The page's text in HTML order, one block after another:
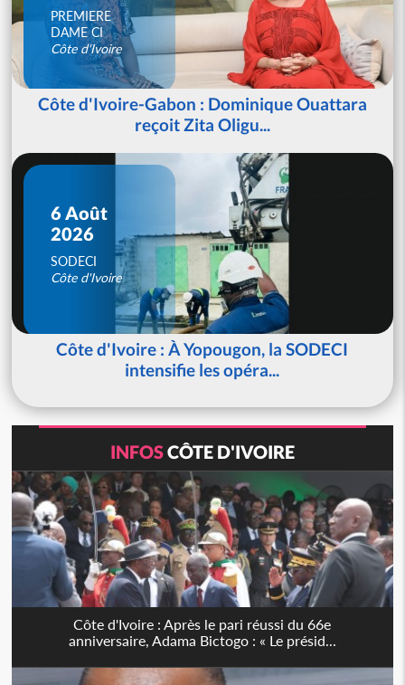
PREMIERE
DAME CI
Côte d'Ivoire
Côte d'Ivoire-Gabon : Dominique Ouattara
reçoit Zita Oligu...
6 Août
2026
SODECI
Côte d'Ivoire
Côte d'Ivoire : À Yopougon, la SODECI
intensifie les opéra...
INFOSCÔTE D'IVOIRE
Côte d'Ivoire : Après le pari réussi du 66e
anniversaire, Adama Bictogo : « Le présid...